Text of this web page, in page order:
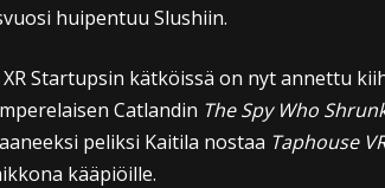
huipentuu Slushiin.
Startupsin kätköissä on nyt annettu
Catlandin The Spy Who
peliksi Kaitila nostaa Taphouse
kääpiöille.